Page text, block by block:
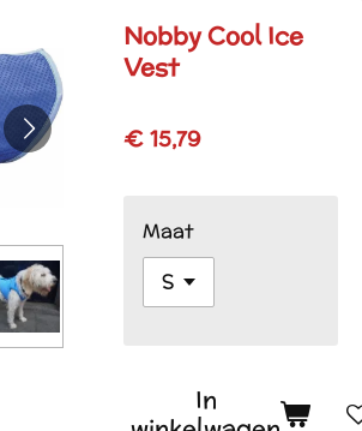
Nobby Cool Ice
Vest
€ 15,79
Maat
In